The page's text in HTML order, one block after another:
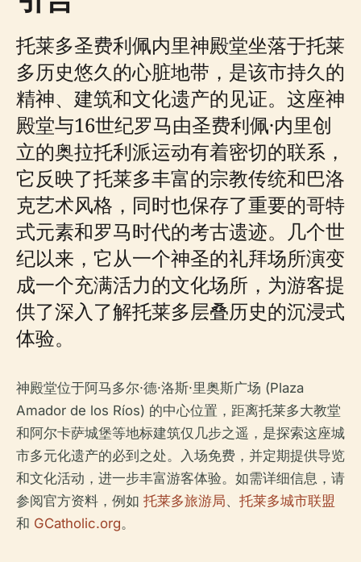
托莱多圣费利佩内里神殿堂坐落于托莱
多历史悠久的心脏地带，是该市持久的
精神、建筑和文化遗产的见证。这座神
殿堂与16世纪罗马由圣费利佩·内里创
立的奥拉托利派运动有着密切的联系，
它反映了托莱多丰富的宗教传统和巴洛
克艺术风格，同时也保存了重要的哥特
式元素和罗马时代的考古遗迹。几个世
纪以来，它从一个神圣的礼拜场所演变
成一个充满活力的文化场所，为游客提
供了深入了解托莱多层叠历史的沉浸式
体验。
神殿堂位于阿马多尔·德·洛斯·里奥斯广场 (Plaza
Amador de los Ríos) 的中心位置，距离托莱多大教堂
和阿尔卡萨城堡等地标建筑仅几步之遥，是探索这座城
市多元化遗产的必到之处。入场免费，并定期提供导览
和文化活动，进一步丰富游客体验。如需详细信息，请
参阅官方资料，例如 托莱多旅游局、 托莱多城市联盟
和 GCatholic.org。